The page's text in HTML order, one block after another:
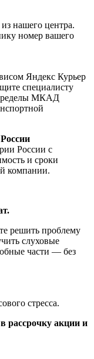
нашего центра.
номер вашего
Яндекс Курьер
специалисту
пределы МКАД
России с
и сроки
компании.
решить проблему
слуховые
части — без
стресса.
рассрочку акции и